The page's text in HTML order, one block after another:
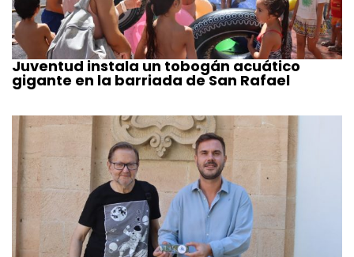
Juventud instala un tobogán acuático
gigante en la barriada de San Rafael